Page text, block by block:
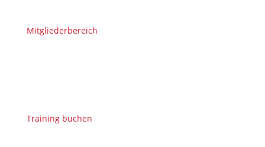
Mitgliederbereich
Training buchen